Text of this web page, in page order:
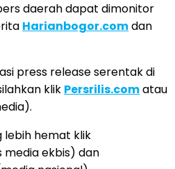
daerah dapat dimonitor
Harianbogor.comdan
press release serentak di
klik Persrilis.comatau
lebih hemat klik
media ekbis) dan